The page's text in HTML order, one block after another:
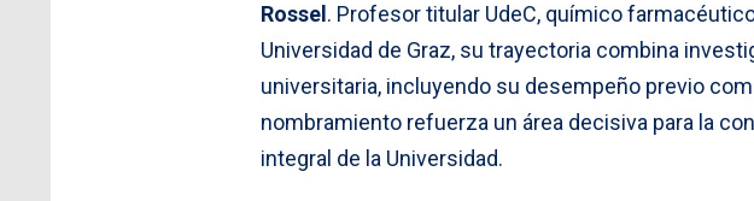
Rossel . Profesor titular UdeC, químico
Universidad de Graz, su trayectoria combina
universitaria, incluyendo su desempeño previo
nombramiento refuerza un área decisiva para la
integral de la Universidad.